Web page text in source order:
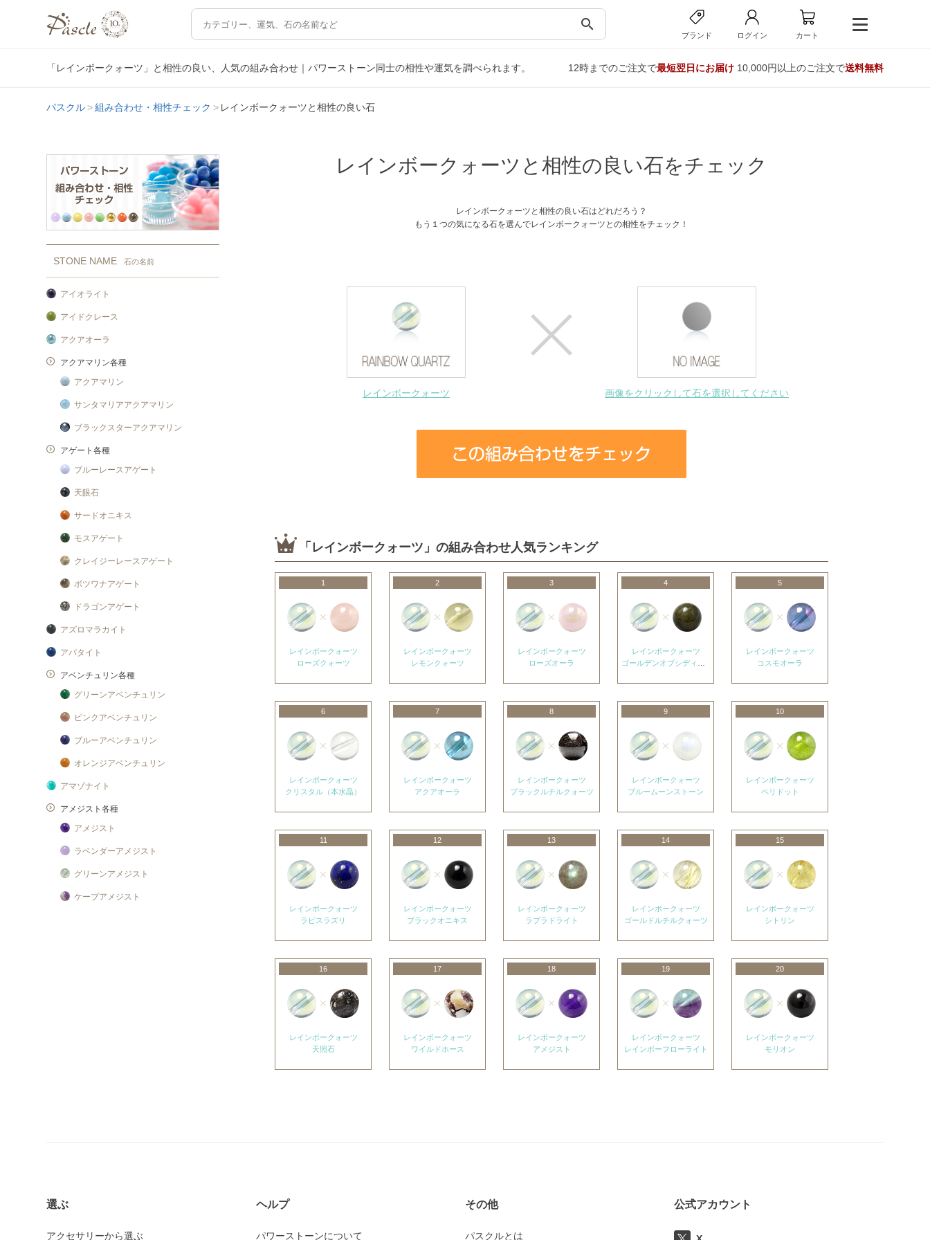
search
ブランド ログイン カート
「レインボークォーツ」と相性の良い、人気の組み合わせ｜パワーストーン同士の相性や運気を調べられます。 12時までのご注文で最短翌日にお届け10,000円以上のご注文で送料無料
パスクル 組み合わせ・相性チェック レインボークォーツと相性の良い石
STONE NAME 石の名前
アイオライト
アイドクレース
アクアオーラ
アクアマリン各種
アクアマリン
サンタマリアアクアマリン
ブラックスターアクアマリン
アゲート各種
ブルーレースアゲート
天眼石
サードオニキス
モスアゲート
クレイジーレースアゲート
ボツワナアゲート
ドラゴンアゲート
アズロマラカイト
アパタイト
アベンチュリン各種
グリーンアベンチュリン
ピンクアベンチュリン
ブルーアベンチュリン
オレンジアベンチュリン
アマゾナイト
アメジスト各種
アメジスト
ラベンダーアメジスト
グリーンアメジスト
ケープアメジスト
ホワイトオニキス
レインボークォーツと相性の良い石をチェック
レインボークォーツと相性の良い石はどれだろう？
もう１つの気になる石を選んでレインボークォーツとの相性をチェック！
レインボークォーツ 画像をクリックして石を選択してください
「レインボークォーツ」の組み合わせ人気ランキング
1
レインボークォーツ
ローズクォーツ
2
レインボークォーツ
レモンクォーツ
3
レインボークォーツ
ローズオーラ
4
レインボークォーツ
ゴールデンオブシディアン
5
レインボークォーツ
コスモオーラ
6
レインボークォーツ
クリスタル（本水晶）
7
レインボークォーツ
アクアオーラ
8
レインボークォーツ
ブラックルチルクォーツ
9
レインボークォーツ
ブルームーンストーン
10
レインボークォーツ
ペリドット
11
レインボークォーツ
ラピスラズリ
12
レインボークォーツ
ブラックオニキス
13
レインボークォーツ
ラブラドライト
14
レインボークォーツ
ゴールドルチルクォーツ
15
レインボークォーツ
シトリン
16
レインボークォーツ
天照石
17
レインボークォーツ
ワイルドホース
18
レインボークォーツ
アメジスト
19
レインボークォーツ
レインボーフローライト
20
レインボークォーツ
モリオン
選ぶ
アクセサリーから選ぶ
ヘルプ
パワーストーンについて
その他
パスクルとは
公式アカウント